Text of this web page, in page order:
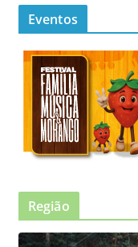
Eventos
Região